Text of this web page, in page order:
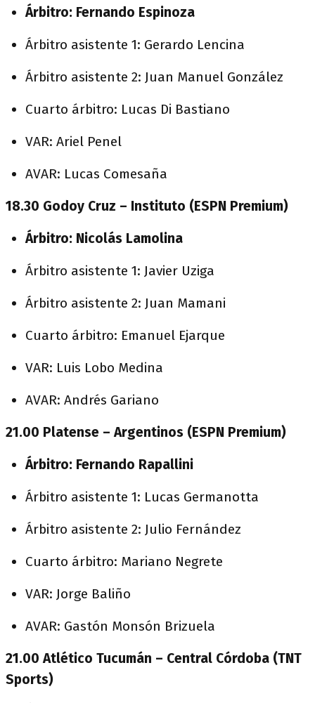
Árbitro: Fernando Espinoza
Árbitro asistente 1: Gerardo Lencina
Árbitro asistente 2: Juan Manuel González
Cuarto árbitro: Lucas Di Bastiano
VAR: Ariel Penel
AVAR: Lucas Comesaña
18.30 Godoy Cruz – Instituto (ESPN Premium)
Árbitro: Nicolás Lamolina
Árbitro asistente 1: Javier Uziga
Árbitro asistente 2: Juan Mamani
Cuarto árbitro: Emanuel Ejarque
VAR: Luis Lobo Medina
AVAR: Andrés Gariano
21.00 Platense – Argentinos (ESPN Premium)
Árbitro: Fernando Rapallini
Árbitro asistente 1: Lucas Germanotta
Árbitro asistente 2: Julio Fernández
Cuarto árbitro: Mariano Negrete
VAR: Jorge Baliño
AVAR: Gastón Monsón Brizuela
21.00 Atlético Tucumán – Central Córdoba (TNT
Sports)